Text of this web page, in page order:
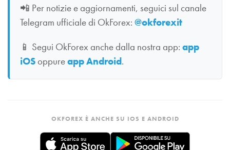
📲 Per notizie e aggiornamenti, seguici sul canale
Telegram ufficiale di OkForex: @okforexit
📱 Segui OkForex anche dalla nostra app: app
iOSoppureapp Android.
OKFOREX È ANCHE SU IOS E ANDROID